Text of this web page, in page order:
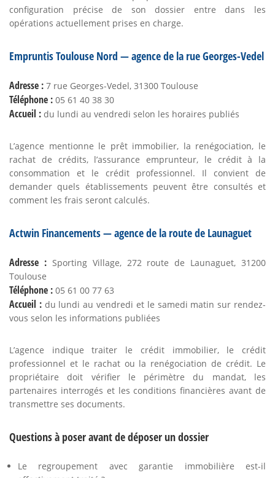
configuration précise de son dossier entre dans les
opérations actuellement prises en charge.
Empruntis Toulouse Nord — agence de la rue Georges-Vedel
Adresse : 7 rue Georges-Vedel, 31300 Toulouse
Téléphone : 05 61 40 38 30
Accueil : du lundi au vendredi selon les horaires publiés
L’agence mentionne le prêt immobilier, la renégociation, le
rachat de crédits, l’assurance emprunteur, le crédit à la
consommation et le crédit professionnel. Il convient de
demander quels établissements peuvent être consultés et
comment les frais seront calculés.
Actwin Financements — agence de la route de Launaguet
Adresse :Sporting Village, 272 route de Launaguet, 31200
Toulouse
Téléphone : 05 61 00 77 63
Accueil :du lundi au vendredi et le samedi matin sur rendez-
vous selon les informations publiées
L’agence indique traiter le crédit immobilier, le crédit
professionnel et le rachat ou la renégociation de crédit. Le
propriétaire doit vérifier le périmètre du mandat, les
partenaires interrogés et les conditions financières avant de
transmettre ses documents.
Questions à poser avant de déposer un dossier
Le regroupement avec garantie immobilière est-il